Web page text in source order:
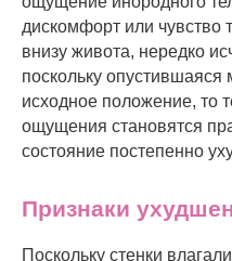
дискомфорт или чувство
внизу живота, нередко
поскольку опустившаяся
исходное положение, то
ощущения становятся
состояние постепенно
Признаки
Поскольку стенки